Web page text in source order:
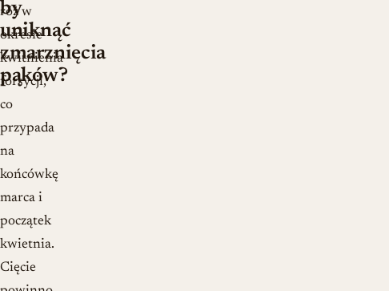
by
uniknąć
zmarznięcia
pąków?
róż w
okresie
kwitnienia
forsycji,
co
przypada
na
końcówkę
marca i
początek
kwietnia.
Cięcie